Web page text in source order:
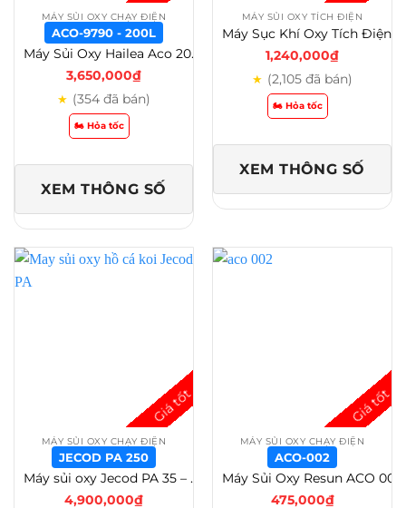
MÁY SỦI OXY CHẠY ĐIỆN
ACO-9790 - 200L
Máy Sủi Oxy Hailea Aco 200L – 160L – 130L – 110L Siêu Êm Cho Hồ Cá Công Suất Lớn – ACO-9790 – 200L
3,650,000₫
★ (354 đã bán)
🏍️ Hỏa tốc
XEM THÔNG SỐ
MÁY SỦI OXY TÍCH ĐIỆN
1,240,000₫
★ (2,105 đã bán)
🏍️ Hỏa tốc
XEM THÔNG SỐ
MÁY SỦI OXY CHẠY ĐIỆN
JECOD PA 250
Máy sủi oxy Jecod PA 35 – 45 – 60 – 80 – 100 – 150 – 200 – 250 Cho Hồ Cá Koi Và Thủy Sản – Jecod PA 250
4,900,000₫
MÁY SỦI OXY CHẠY ĐIỆN
ACO-002
475,000₫